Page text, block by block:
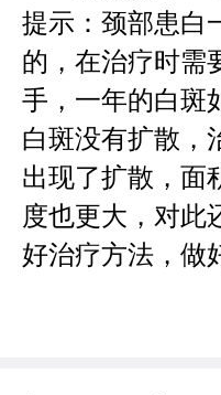
提示：颈部患白
的，在治疗时需
手，一年的白斑
白斑没有扩散，
出现了扩散，面
度也更大，对此
好治疗方法，做